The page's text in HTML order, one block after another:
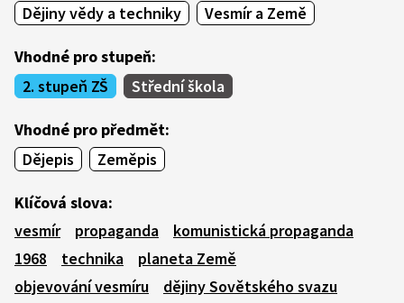
Dějiny vědy a techniky
Vesmír a Země
Vhodné pro stupeň:
2. stupeň ZŠ
Střední škola
Vhodné pro předmět:
Dějepis
Zeměpis
Klíčová slova:
vesmír
propaganda
komunistická propaganda
1968
technika
planeta Země
objevování vesmíru
dějiny Sovětského svazu